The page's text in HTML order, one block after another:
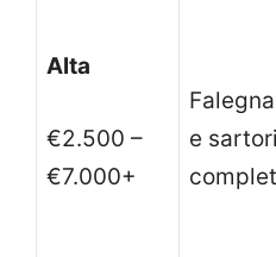
Alta
€2.500 –
€7.000+
e